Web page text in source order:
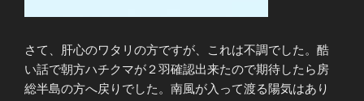
さて、肝心のワタリの方ですが、これは不調でした。酷
い話で朝方ハチクマが２羽確認出来たので期待したら房
総半島の方へ戻りでした。南風が入って渡る陽気はあり